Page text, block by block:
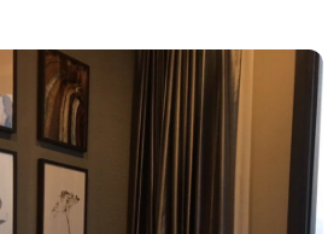
Add comparative units
Number 3